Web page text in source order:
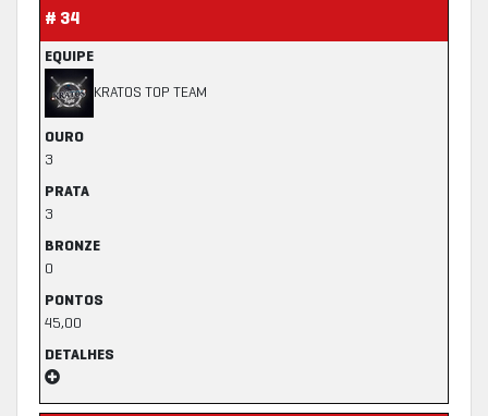
# 34
EQUIPE
KRATOS TOP TEAM
OURO
3
PRATA
3
BRONZE
0
PONTOS
45,00
DETALHES